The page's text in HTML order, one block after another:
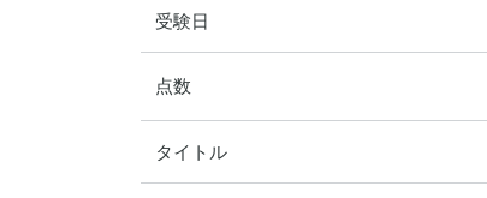
受験日
点数
タイトル